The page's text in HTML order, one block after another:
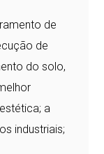
de
de
do solo,
a
industriais;